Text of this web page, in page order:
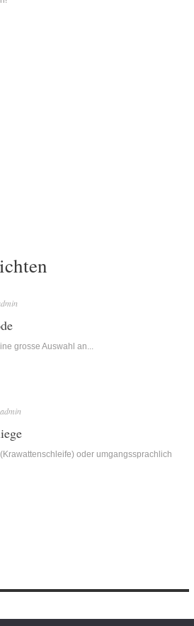
grosse Auswahl an...
admin
oder umgangssprachlich